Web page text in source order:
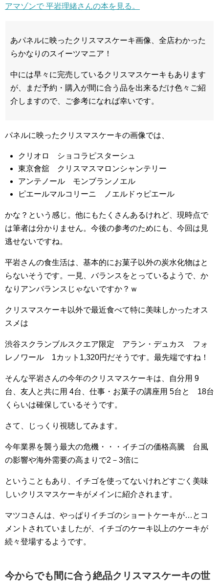
アマゾンで 平岩理緒さんの本を見る。
あパネルに映ったクリスマスケーキ画像、全店わかった
らかなりのスイーツマニア！
中には早々に完売しているクリスマスケーキもあります
が、まだ予約・購入が間に合う品を出来るだけ色々ご紹
介しますので、ご参考になれば幸いです。
パネルに映ったクリスマスケーキの画像では、
クリオロ ショコラピスターシュ
東京會舘 クリスマスマロンシャンテリー
アンテノール モンブランノエル
ピエールマルコリーニ ノエルドゥピエール
かな？という感じ。他にもたくさんあるけれど、現時点で
は筆者は分かりません。今後の参考のためにも、今回は見
逃せないですね。
平岩さんの食生活は、基本的にお菓子以外の炭水化物はと
らないそうです。一見、バランスをとっているようで、か
なりアンバランスじゃないですか？ｗ
クリスマスケーキ以外で最近食べて特に美味しかったオス
スメは
渋谷スクランブルスクエア限定 アラン・デュカス フォ
レノワール 1カット1,320円だそうです。最先端ですね！
そんな平岩さんの今年のクリスマスケーキは、自分用 9
台、友人と共に用 4台、仕事・お菓子の講座用 5台と 18台
くらいは確保しているそうです。
さて、じっくり視聴してみます。
今年業界を襲う最大の危機・・・イチゴの価格高騰 台風
の影響や海外需要の高まりで2－3倍に
ということもあり、イチゴを使ってないけれどすごく美味
しいクリスマスケーキがメインに紹介されます。
マツコさんは、やっぱりイチゴのショートケーキが…とコ
メントされていましたが、イチゴのケーキ以上のケーキが
続々登場するようです。
今からでも間に合う絶品クリスマスケーキの世